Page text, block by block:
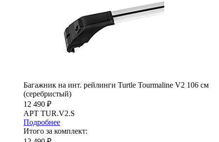
Багажник на инт. рейлинги Turtle Tourmaline V2 106 см
(серебристый)
12 490 ₽
АРТ TUR.V2.S
Подробнее
Итого за комплект: